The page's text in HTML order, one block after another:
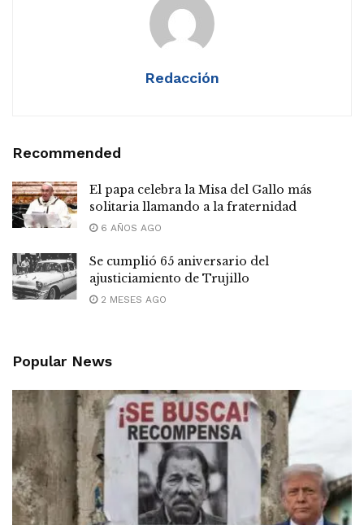
Redacción
Recommended
El papa celebra la Misa del Gallo más
solitaria llamando a la fraternidad
6 AÑOS AGO
Se cumplió 65 aniversario del
ajusticiamiento de Trujillo
2 MESES AGO
Popular News